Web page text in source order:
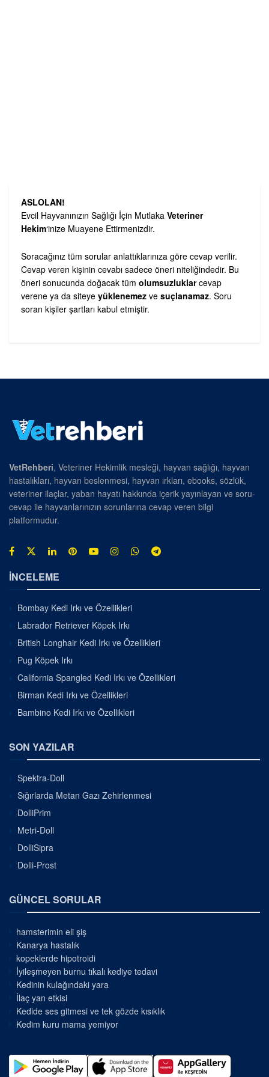
ASLOLAN!
Evcil Hayvanınızın Sağlığı İçin Mutlaka Veteriner
Hekim‘inize Muayene Ettirmenizdir.
Soracağınız tüm sorular anlattıklarınıza göre cevap verilir.
Cevap veren kişinin cevabı sadece öneri niteliğindedir. Bu
öneri sonucunda doğacak tüm olumsuzluklarcevap
verene ya da siteye yüklenemez ve suçlanamaz. Soru
soran kişiler şartları kabul etmiştir.
VetRehberi, Veteriner Hekimlik mesleği, hayvan sağlığı, hayvan
hastalıkları, hayvan beslenmesi, hayvan ırkları, ebooks, sözlük,
veteriner ilaçlar, yaban hayatı hakkında içerik yayınlayan ve soru-
cevap ile hayvanlarınızın sorunlarına cevap veren bilgi
platformudur.
İNCELEME
Bombay Kedi Irkı ve Özellikleri
Labrador Retriever Köpek Irkı
British Longhair Kedi Irkı ve Özellikleri
Pug Köpek Irkı
California Spangled Kedi Irkı ve Özellikleri
Birman Kedi Irkı ve Özellikleri
Bambino Kedi Irkı ve Özellikleri
SON YAZILAR
Spektra-Doll
Sığırlarda Metan Gazı Zehirlenmesi
DolliPrim
Metri-Doll
DolliSipra
Dolli-Prost
GÜNCEL SORULAR
hamsterimin eli şiş
Kanarya hastalık
kopeklerde hipotroidi
İyileşmeyen burnu tıkalı kediye tedavi
Kedinin kulağındaki yara
İlaç yan etkisi
Kedide ses gitmesi ve tek gözde kısıklık
Kedim kuru mama yemiyor